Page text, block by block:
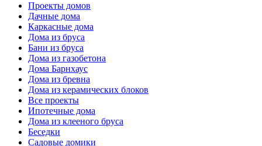
Проекты домов
Дачные дома
Каркасные дома
Дома из бруса
Бани из бруса
Дома из газобетона
Дома Барнхаус
Дома из бревна
Дома из керамических блоков
Все проекты
Ипотечные дома
Дома из клееного бруса
Беседки
Садовые домики